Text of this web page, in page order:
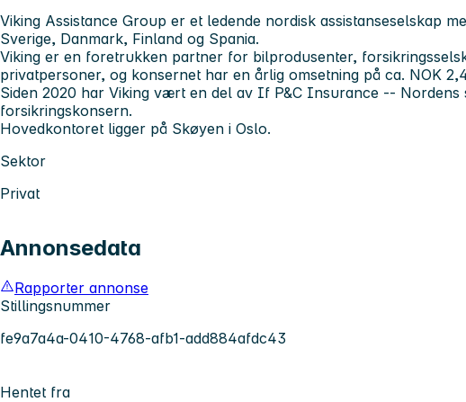
Viking Assistance Group er et ledende nordisk assistanseselskap
Sverige, Danmark, Finland og Spania.
Viking er en foretrukken partner for bilprodusenter,
privatpersoner, og konsernet har en årlig omsetning på ca. NOK
Siden 2020 har Viking vært en del av If P&C Insurance -- Nordens
forsikringskonsern.
Hovedkontoret ligger på Skøyen i Oslo.
Sektor
Privat
Annonsedata
Rapporter annonse
Stillingsnummer
fe9a7a4a-0410-4768-afb1-add884afdc43
Hentet fra